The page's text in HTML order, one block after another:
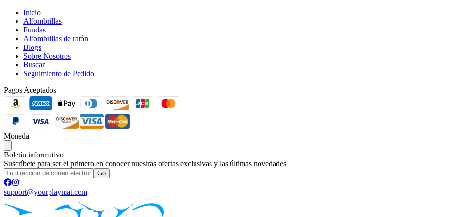
Inicio
Alfombrillas
Fundas
Alfombrillas de ratón
Blogs
Sobre Nosotros
Buscar
Seguimiento de Pedido
Pagos Aceptados
Moneda
Boletín informativo
Suscríbete para ser el primero en conocer nuestras ofertas exclusivas y las últimas novedades
Go
support@yourplaymat.com